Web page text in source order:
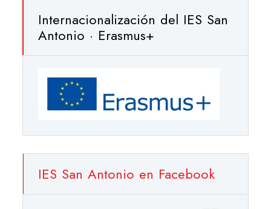
Internacionalización del IES San
Antonio · Erasmus+
IES San Antonio en Facebook